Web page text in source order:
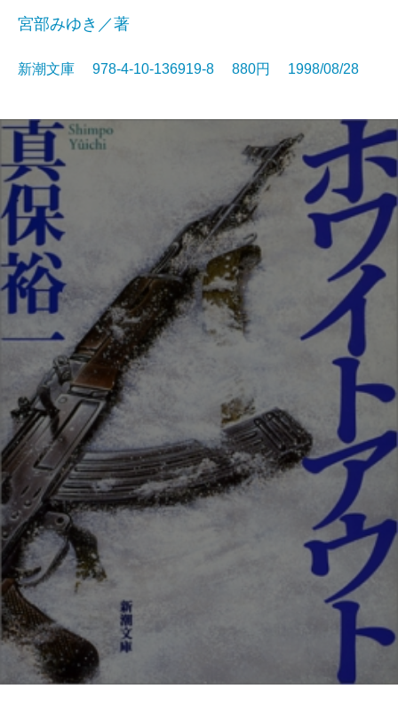
宮部みゆき／著
新潮文庫 978-4-10-136919-8 880円 1998/08/28